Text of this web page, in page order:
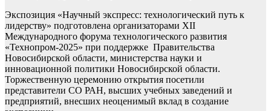
Экспозиция «Научный экспресс: технологический путь к
лидерству» подготовлена организаторами XII
Международного форума технологического развития
«Технопром-2025» при поддержке Правительства
Новосибирской области, министерства науки и
инновационной политики Новосибирской области.
Торжественную церемонию открытия посетили
представители СО РАН, высших учебных заведений и
предприятий, внесших неоценимый вклад в создание